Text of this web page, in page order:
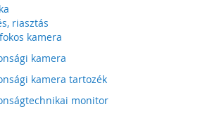
riasztás
kamera
kamera
kamera tartozék
monitor